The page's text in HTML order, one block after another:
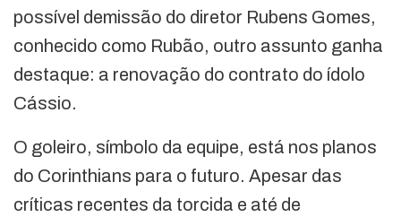
possível demissão do diretor Rubens Gomes,
conhecido como Rubão, outro assunto ganha
destaque: a renovação do contrato do ídolo
Cássio.
O goleiro, símbolo da equipe, está nos planos
do Corinthians para o futuro. Apesar das
críticas recentes da torcida e até de